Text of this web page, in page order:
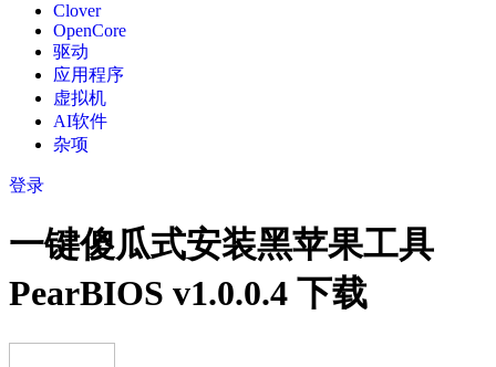
Clover
OpenCore
驱动
应用程序
虚拟机
AI软件
杂项
登录
一键傻瓜式安装黑苹果工具
PearBIOS v1.0.0.4 下载